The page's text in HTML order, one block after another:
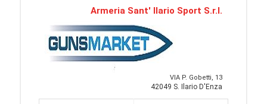
Armeria Sant' Ilario Sport S.r.l.
VIA P. Gobetti, 13
42049 S. Ilario D'Enza